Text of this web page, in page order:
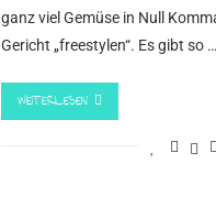
ganz viel Gemüse in Null
Gericht „freestylen“. Es gibt so …
WEITERLESEN